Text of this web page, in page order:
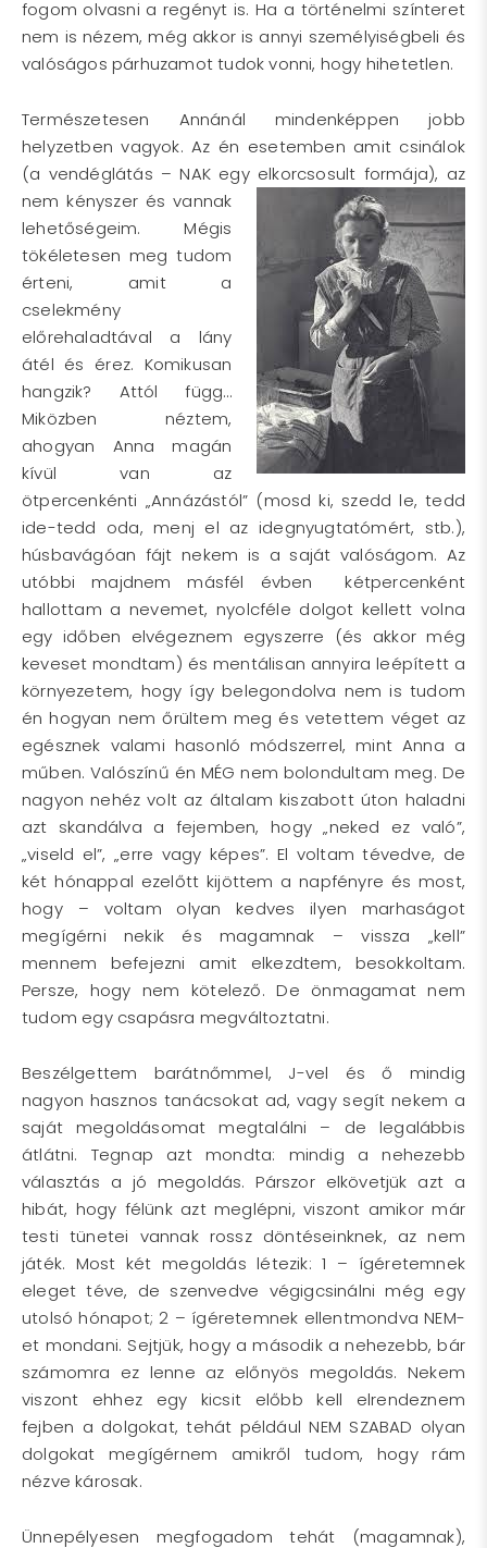
fogom olvasni a regényt is. Ha a történelmi színteret
nem is nézem, még akkor is annyi személyiségbeli és
valóságos párhuzamot tudok vonni, hogy hihetetlen.
Természetesen Annánál mindenképpen jobb
helyzetben vagyok. Az én esetemben amit csinálok
(a vendéglátás – NAK egyelkorcsosult formája), az
nem kényszer és vannak
lehetőségeim. Mégis
tökéletesen meg tudom
érteni, amit a
cselekmény
előrehaladtával a lány
átél és érez. Komikusan
hangzik? Attól függ…
Miközben néztem,
ahogyan Anna magán
kívül van az
ötpercenkénti „Annázástól” (mosd ki, szedd le, tedd
ide-tedd oda, menj el az idegnyugtatómért, stb.),
húsbavágóan fájt nekem is a saját valóságom. Az
utóbbi majdnem másfél évben kétpercenként
hallottam a nevemet, nyolcféle dolgot kellett volna
egy időben elvégeznem egyszerre (és akkor még
keveset mondtam) és mentálisan annyira leépített a
környezetem, hogy így belegondolva nem is tudom
én hogyan nem őrültem meg és vetettem véget az
egésznek valami hasonló módszerrel, mint Anna a
műben. Valószínű én MÉG nem bolondultam meg. De
nagyon nehéz volt az általam kiszabott úton haladni
azt skandálva a fejemben, hogy „neked ez való”,
„viseld el”, „erre vagy képes”. El voltam tévedve, de
két hónappal ezelőtt kijöttem a napfényre és most,
hogy – voltam olyan kedves ilyen marhaságot
megígérni nekik és magamnak – vissza „kell”
mennem befejezni amit elkezdtem, besokkoltam.
Persze, hogy nem kötelező. De önmagamat nem
tudom egy csapásra megváltoztatni.
Beszélgettem barátnőmmel, J-vel és ő mindig
nagyon hasznos tanácsokat ad, vagy segít nekem a
saját megoldásomat megtalálni – de legalábbis
átlátni. Tegnap azt mondta: mindig a nehezebb
választás a jó megoldás. Párszor elkövetjük azt a
hibát, hogy félünk azt meglépni, viszont amikor már
testi tünetei vannak rossz döntéseinknek, az nem
játék. Most két megoldás létezik: 1 – ígéretemnek
eleget téve, de szenvedve végigcsinálni még egy
utolsó hónapot; 2 – ígéretemnek ellentmondva NEM-
et mondani. Sejtjük, hogy a második a nehezebb, bár
számomra ez lenne az előnyös megoldás. Nekem
viszont ehhez egy kicsit előbb kell elrendeznem
fejben a dolgokat, tehát például NEM SZABAD olyan
dolgokat megígérnem amikről tudom, hogy rám
nézve károsak.
Ünnepélyesen megfogadom tehát (magamnak),